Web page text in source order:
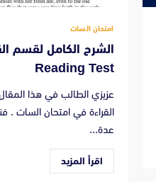
امتحان السات
Reading Test
عزيزي الطالب في هذا
القراءة في امتحان السات .
عدة...
اقرأ المزيد